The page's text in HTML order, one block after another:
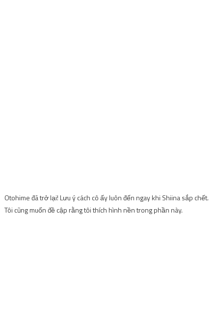
Otohime đã trở lại! Lưu ý cách cô ấy luôn đến ngay khi Shiina sắp chết.
Tôi cũng muốn đề cập rằng tôi thích hình nền trong phần này.